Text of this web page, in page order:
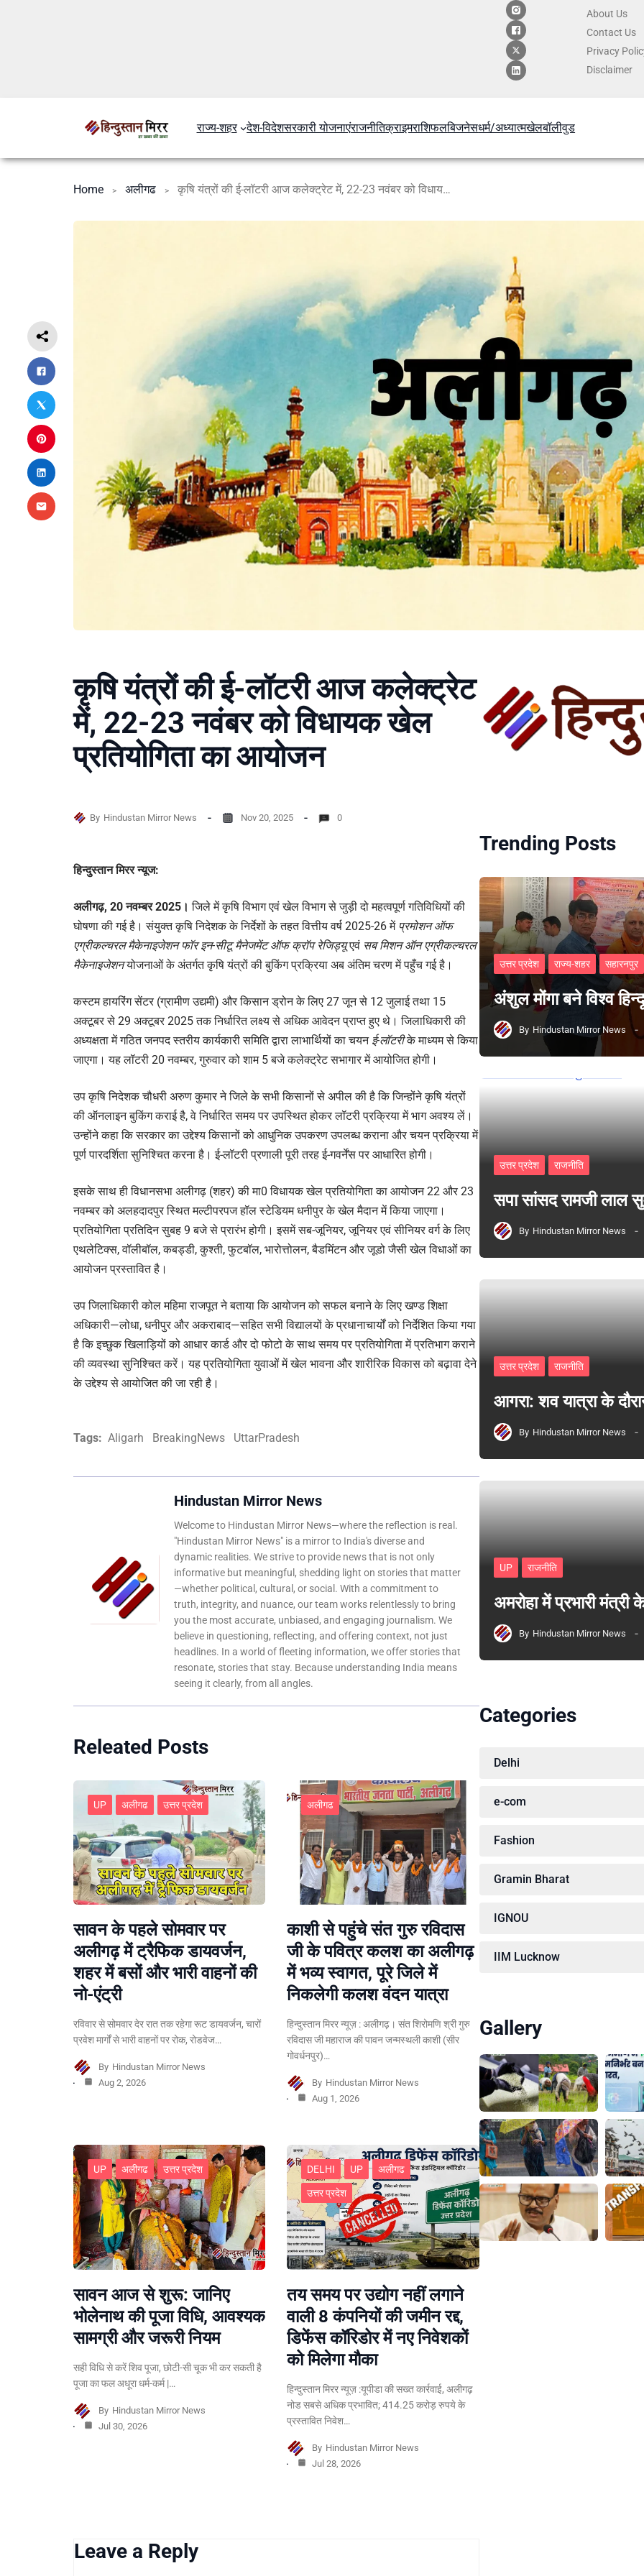
About Us
Contact Us
Privacy
Disclaimer
राज्य-शहर देश-विदेशसरकारी योजनाएंराजनीतिक्राइमराशिफलबिजनेसधर्म/अध्यात्मखेलबॉलीवुड
Home अलीगढ कृषि यंत्रों की ई-लॉटरी आज कलेक्ट्रेट में, 22-23 नवंबर को विधायक खेल प्रतियोगिता का आयोजन
कृषि यंत्रों की ई-लॉटरी आज कलेक्ट्रेट
में, 22-23 नवंबर को विधायक खेल
प्रतियोगिता का आयोजन
By Hindustan Mirror News Nov 20, 2025 0
हिन्दुस्तान मिरर न्यूज:
अलीगढ़, 20 नवम्बर 2025। जिले में कृषि विभाग एवं खेल विभाग से जुड़ी दो महत्वपूर्ण गतिविधियों की
घोषणा की गई है। संयुक्त कृषि निदेशक के निर्देशों के तहत वित्तीय वर्ष 2025-26 में प्रमोशन ऑफ
एग्रीकल्चरल मैकेनाइजेशन फॉर इन-सीटू मैनेजमेंट ऑफ क्रॉप रेजिड्यूएवं सब मिशन ऑन एग्रीकल्चरल
मैकेनाइजेशनयोजनाओं के अंतर्गत कृषि यंत्रों की बुकिंग प्रक्रिया अब अंतिम चरण में पहुँच गई है।
कस्टम हायरिंग सेंटर (ग्रामीण उद्यमी) और किसान ड्रोन के लिए 27 जून से 12 जुलाई तथा 15
अक्टूबर से 29 अक्टूबर 2025 तक निर्धारित लक्ष्य से अधिक आवेदन प्राप्त हुए थे। जिलाधिकारी की
अध्यक्षता में गठित जनपद स्तरीय कार्यकारी समिति द्वारा लाभार्थियों का चयन ई-लॉटरीके माध्यम से किया
जाएगा। यह लॉटरी 20 नवम्बर, गुरुवार को शाम 5 बजे कलेक्ट्रेट सभागार में आयोजित होगी।
उप कृषि निदेशक चौधरी अरुण कुमार ने जिले के सभी किसानों से अपील की है कि जिन्होंने कृषि यंत्रों
की ऑनलाइन बुकिंग कराई है, वे निर्धारित समय पर उपस्थित होकर लॉटरी प्रक्रिया में भाग अवश्य लें।
उन्होंने कहा कि सरकार का उद्देश्य किसानों को आधुनिक उपकरण उपलब्ध कराना और चयन प्रक्रिया में
पूर्ण पारदर्शिता सुनिश्चित करना है। ई-लॉटरी प्रणाली पूरी तरह ई-गवर्नेंस पर आधारित होगी।
इसके साथ ही विधानसभा अलीगढ़ (शहर) की मा0 विधायक खेल प्रतियोगिता का आयोजन 22 और 23
नवम्बर को अलहदादपुर स्थित मल्टीपरपज हॉल स्टेडियम धनीपुर के खेल मैदान में किया जाएगा।
प्रतियोगिता प्रतिदिन सुबह 9 बजे से प्रारंभ होगी। इसमें सब-जूनियर, जूनियर एवं सीनियर वर्ग के लिए
एथलेटिक्स, वॉलीबॉल, कबड्डी, कुश्ती, फुटबॉल, भारोत्तोलन, बैडमिंटन और जूडो जैसी खेल विधाओं का
आयोजन प्रस्तावित है।
उप जिलाधिकारी कोल महिमा राजपूत ने बताया कि आयोजन को सफल बनाने के लिए खण्ड शिक्षा
अधिकारी—लोधा, धनीपुर और अकराबाद—सहित सभी विद्यालयों के प्रधानाचार्यों को निर्देशित किया गया
है कि इच्छुक खिलाड़ियों को आधार कार्ड और दो फोटो के साथ समय पर प्रतियोगिता में प्रतिभाग कराने
की व्यवस्था सुनिश्चित करें। यह प्रतियोगिता युवाओं में खेल भावना और शारीरिक विकास को बढ़ावा देने
के उद्देश्य से आयोजित की जा रही है।
Tags: Aligarh BreakingNews UttarPradesh
Hindustan Mirror News
Welcome to Hindustan Mirror News—where the reflection is real.
"Hindustan Mirror News" is a mirror to India's diverse and
dynamic realities. We strive to provide news that is not only
informative but meaningful, shedding light on stories that matter
—whether political, cultural, or social. With a commitment to
truth, integrity, and nuance, our team works relentlessly to bring
you the most accurate, unbiased, and engaging journalism. We
believe in questioning, reflecting, and offering context, not just
headlines. In a world of fleeting information, we offer stories that
resonate, stories that stay. Because understanding India means
seeing it clearly, from all angles.
Releated Posts
UP अलीगढ उत्तर प्रदेश
सावन के पहले सोमवार पर
अलीगढ़ में ट्रैफिक डायवर्जन,
शहर में बसों और भारी वाहनों की
नो-एंट्री
रविवार से सोमवार देर रात तक रहेगा रूट डायवर्जन, चारों
प्रवेश मार्गों से भारी वाहनों पर रोक, रोडवेज…
By Hindustan Mirror News
Aug 2, 2026
अलीगढ
काशी से पहुंचे संत गुरु रविदास
जी के पवित्र कलश का अलीगढ़
में भव्य स्वागत, पूरे जिले में
निकलेगी कलश वंदन यात्रा
हिन्दुस्तान मिरर न्यूज़ : अलीगढ़। संत शिरोमणि श्री गुरु
रविदास जी महाराज की पावन जन्मस्थली काशी (सीर
गोवर्धनपुर)…
By Hindustan Mirror News
Aug 1, 2026
UP अलीगढ उत्तर प्रदेश
सावन आज से शुरू: जानिए
भोलेनाथ की पूजा विधि, आवश्यक
सामग्री और जरूरी नियम
सही विधि से करें शिव पूजा, छोटी-सी चूक भी कर सकती है
पूजा का फल अधूरा धर्म-कर्म |…
By Hindustan Mirror News
Jul 30, 2026
DELHI UP अलीगढ
उत्तर प्रदेश
तय समय पर उद्योग नहीं लगाने
वाली 8 कंपनियों की जमीन रद्द,
डिफेंस कॉरिडोर में नए निवेशकों
को मिलेगा मौका
हिन्दुस्तान मिरर न्यूज़ :यूपीडा की सख्त कार्रवाई, अलीगढ़
नोड सबसे अधिक प्रभावित; 414.25 करोड़ रुपये के
प्रस्तावित निवेश…
By Hindustan Mirror News
Jul 28, 2026
Leave a Reply
Trending Posts
उत्तर प्रदेश राज्य-शहर सहारनपुर
अंशुल मोंगा बने विश्व
By Hindustan Mirror News
उत्तर प्रदेश राजनीति
सपा सांसद रामजी लाल
By Hindustan Mirror News
उत्तर प्रदेश राजनीति
आगरा: शव यात्रा के
By Hindustan Mirror News
UP राजनीति
अमरोहा में प्रभारी
By Hindustan Mirror News
Categories
Delhi
e-com
Fashion
Gramin Bharat
IGNOU
IIM Lucknow
Gallery